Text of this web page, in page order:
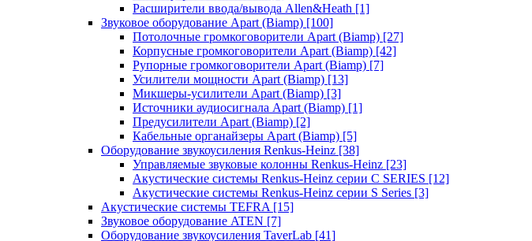
Расширители ввода/вывода Allen&Heath [1]
Звуковое оборудование Apart (Biamp) [100]
Потолочные громкоговорители Apart (Biamp) [27]
Корпусные громкоговорители Apart (Biamp) [42]
Рупорные громкоговорители Apart (Biamp) [7]
Усилители мощности Apart (Biamp) [13]
Микшеры-усилители Apart (Biamp) [3]
Источники аудиосигнала Apart (Biamp) [1]
Предусилители Apart (Biamp) [2]
Кабельные органайзеры Apart (Biamp) [5]
Оборудование звукоусиления Renkus-Heinz [38]
Управляемые звуковые колонны Renkus-Heinz [23]
Акустические системы Renkus-Heinz серии C SERIES [12]
Акустические системы Renkus-Heinz серии S Series [3]
Акустические системы TEFRA [15]
Звуковое оборудование ATEN [7]
Оборудование звукоусиления TaverLab [41]